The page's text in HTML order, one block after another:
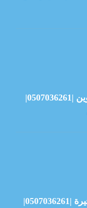
شركة تعقيم منازل في ام القيوين |0507036261|
شركة مكافحة الثعابين في الفجيرة |0507036261|